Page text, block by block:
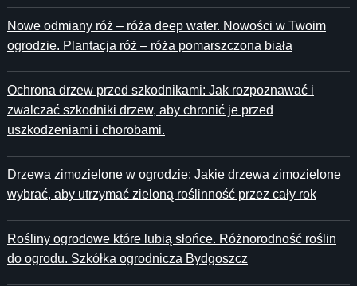
Nowe odmiany róż – róża deep water. Nowości w Twoim
ogrodzie. Plantacja róż – róża pomarszczona biała
Ochrona drzew przed szkodnikami: Jak rozpoznawać i
zwalczać szkodniki drzew, aby chronić je przed
uszkodzeniami i chorobami.
Drzewa zimozielone w ogrodzie: Jakie drzewa zimozielone
wybrać, aby utrzymać zieloną roślinność przez cały rok
Rośliny ogrodowe które lubią słońce. Różnorodność roślin
do ogrodu. Szkółka ogrodnicza Bydgoszcz